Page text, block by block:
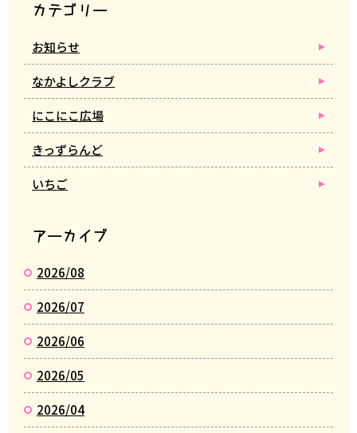
カテゴリー
お知らせ
なかよしクラブ
にこにこ広場
きっずらんど
いちご
アーカイブ
2026/08
2026/07
2026/06
2026/05
2026/04